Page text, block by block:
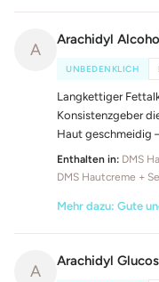
A
Arachidyl
UNBEDENKLICH
Langkettiger
Konsistenzgeber
Haut geschmeidig
Enthalten in: DMS
DMS Hautcreme +
Mehr dazu: Gute
A
Arachidyl